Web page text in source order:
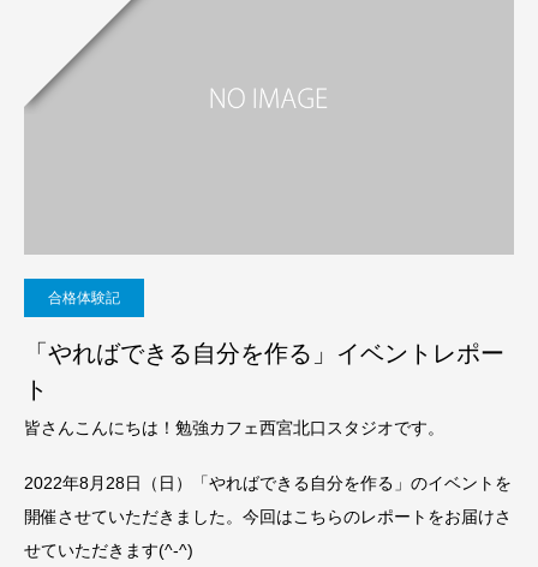
合格体験記
「やればできる自分を作る」イベントレポー
ト
皆さんこんにちは！勉強カフェ西宮北口スタジオです。
2022年8月28日（日）「やればできる自分を作る」のイベントを
開催させていただきました。今回はこちらのレポートをお届けさ
せていただきます(^-^)